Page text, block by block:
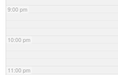
9:00 pm
10:00 pm
11:00 pm